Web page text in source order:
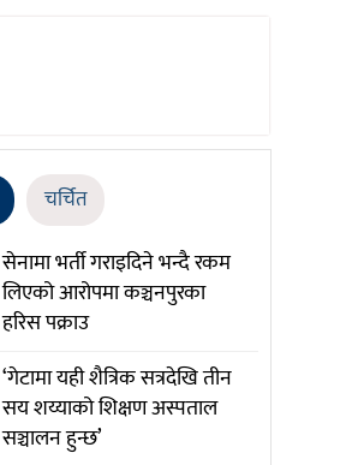
चर्चित
सेनामा भर्ती गराइदिने भन्दै रकम
लिएको आरोपमा कञ्चनपुरका
हरिस पक्राउ
‘गेटामा यही शैत्रिक सत्रदेखि तीन
सय शय्याको शिक्षण अस्पताल
सञ्चालन हुन्छ’